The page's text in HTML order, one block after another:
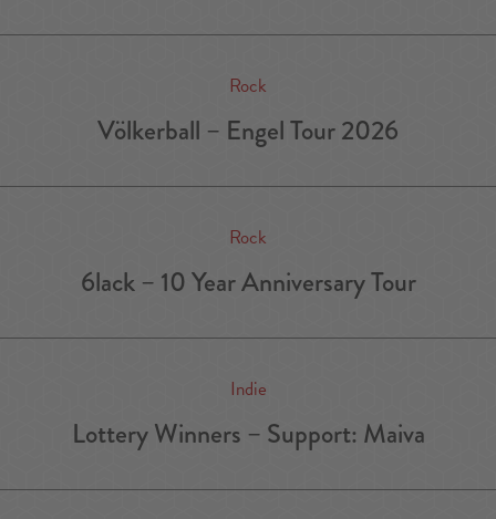
Rock
Völkerball – Engel Tour 2026
Rock
6lack – 10 Year Anniversary Tour
Indie
Lottery Winners – Support: Maiva